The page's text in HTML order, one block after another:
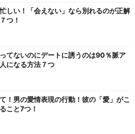
しい！「会えない」なら別れるのが正解
つ！
てないのにデートに誘うのは90％脈ア
になる方法７つ
！男の愛情表現の行動！彼の「愛」がこ
こと7つ！